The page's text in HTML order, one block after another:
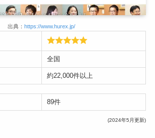
出典：https://www.hurex.jp/
全国
約22,000件以上
89件
(2024年5月更新)